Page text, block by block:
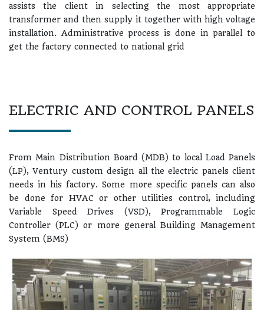
assists the client in selecting the most appropriate
transformer and then supply it together with high voltage
installation. Administrative process is done in parallel to
get the factory connected to national grid
ELECTRIC AND CONTROL PANELS
From Main Distribution Board (MDB) to local Load Panels
(LP), Ventury custom design all the electric panels client
needs in his factory. Some more specific panels can also
be done for HVAC or other utilities control, including
Variable Speed Drives (VSD), Programmable Logic
Controller (PLC) or more general Building Management
System (BMS)